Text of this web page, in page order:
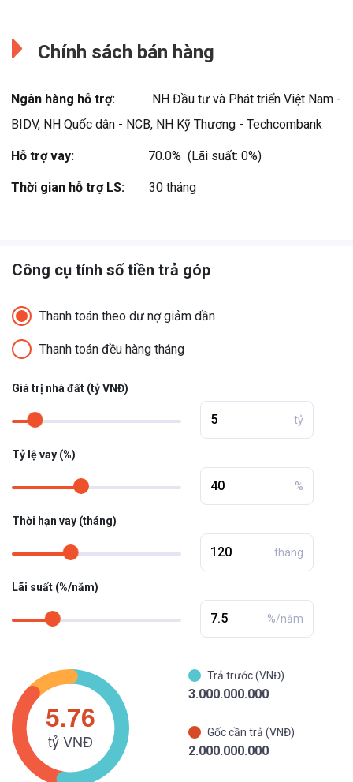
Chính sách bán hàng
Ngân hàng hỗ trợ:
NH Đầu tư và Phát triển Việt Nam -
BIDV, NH Quốc dân - NCB, NH Kỹ Thương - Techcombank
Hỗ trợ vay: 70.0%  (Lãi suất: 0%)
Thời gian hỗ trợ LS: 30 tháng
Công cụ tính số tiền trả góp
Thanh toán theo dư nợ giảm dần
Thanh toán đều hàng tháng
Giá trị nhà đất (tỷ VNĐ)
tỷ
Tỷ lệ vay (%)
%
Thời hạn vay (tháng)
tháng
Lãi suất (%/năm)
%/năm
Trả trước (VNĐ)
3.000.000.000
Gốc cần trả (VNĐ)
2.000.000.000